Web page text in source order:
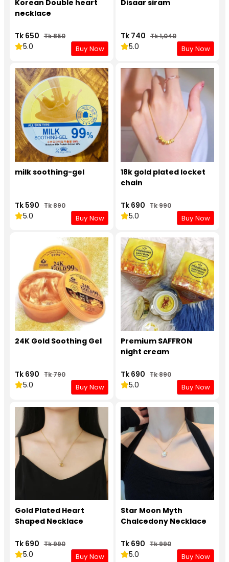
Korean Double heart
necklace
Tk 650 Tk 850
5.0 Buy Now
Disaar siram
Tk 740 Tk 1,040
5.0 Buy Now
milk soothing-gel
Tk 590 Tk 890
5.0 Buy Now
18k gold plated locket
chain
Tk 690 Tk 990
5.0 Buy Now
24K Gold Soothing Gel
Tk 690 Tk 790
5.0 Buy Now
Premium SAFFRON
night cream
Tk 690 Tk 890
5.0 Buy Now
Gold Plated Heart
Shaped Necklace
Tk 690 Tk 990
5.0 Buy Now
Star Moon Myth
Chalcedony Necklace
Tk 690 Tk 990
5.0 Buy Now